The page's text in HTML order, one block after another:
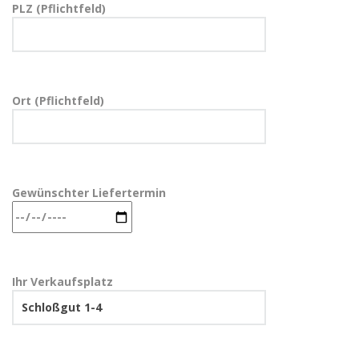
PLZ (Pflichtfeld)
Ort (Pflichtfeld)
Gewünschter Liefertermin
Ihr Verkaufsplatz